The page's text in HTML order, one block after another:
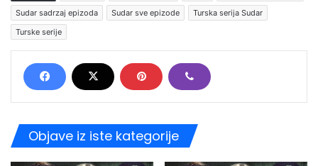
Sudar sadrzaj epizoda
Sudar sve epizode
Turska serija Sudar
Turske serije
Objave iz iste kategorije